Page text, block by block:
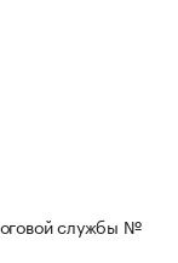
службы №